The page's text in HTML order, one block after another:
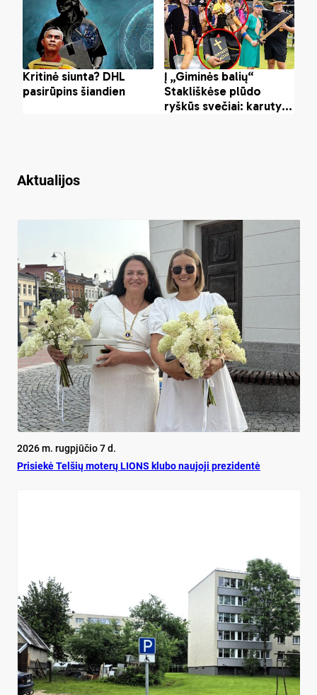
Aktualijos
2026 m. rugpjūčio 7 d.
Pri­siekė Tel­šių mo­terų LIONS klu­bo nau­jo­ji pre­zi­dentė